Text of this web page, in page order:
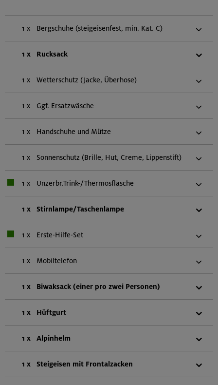
1 x Bergschuhe (steigeisenfest, min. Kat. C)
1 x Rucksack
1 x Wetterschutz (Jacke, Überhose)
1 x Ggf. Ersatzwäsche
1 x Handschuhe und Mütze
1 x Sonnenschutz (Brille, Hut, Creme, Lippenstift)
1 x Unzerbr.Trink-/Thermosflasche
1 x Stirnlampe/Taschenlampe
1 x Erste-Hilfe-Set
1 x Mobiltelefon
1 x Biwaksack (einer pro zwei Personen)
1 x Hüftgurt
1 x Alpinhelm
1 x Steigeisen mit Frontalzacken